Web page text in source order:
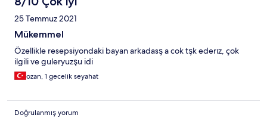
25 Temmuz 2021
Mükemmel
Özellikle resepsiyondaki bayan arkadasş a cok tşk ederız, çok
ilgili ve guleryuzşu idi
ozan, 1 gecelik seyahat
Doğrulanmış yorum